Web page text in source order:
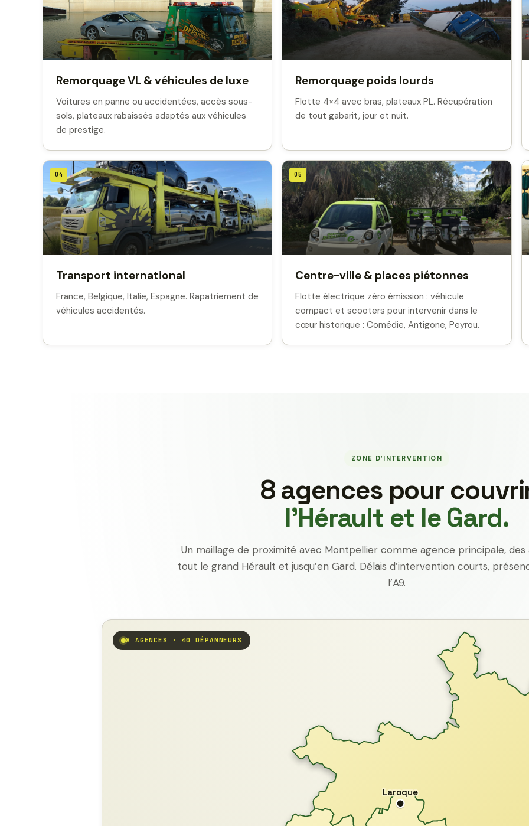
Remorquage VL & véhicules de luxe
Voitures en panne ou accidentées, accès sous-
sols, plateaux rabaissés adaptés aux véhicules
de prestige.
Remorquage poids lourds
Flotte 4×4 avec bras, plateaux PL. Récupération
de tout gabarit, jour et nuit.
04
Transport international
France, Belgique, Italie, Espagne. Rapatriement de
véhicules accidentés.
05
Centre-ville & places piétonnes
Flotte électrique zéro émission : véhicule
compact et scooters pour intervenir dans le
cœur historique : Comédie, Antigone, Peyrou.
ZONE D’INTERVENTION
8 agences pour
l’Hérault et le Gard.
Un maillage de proximité avec Montpellier comme agence principale, des
tout le grand Hérault et jusqu’en Gard. Délais d’intervention courts,
l’A9.
Laroque
8 AGENCES · 40 DÉPANNEURS